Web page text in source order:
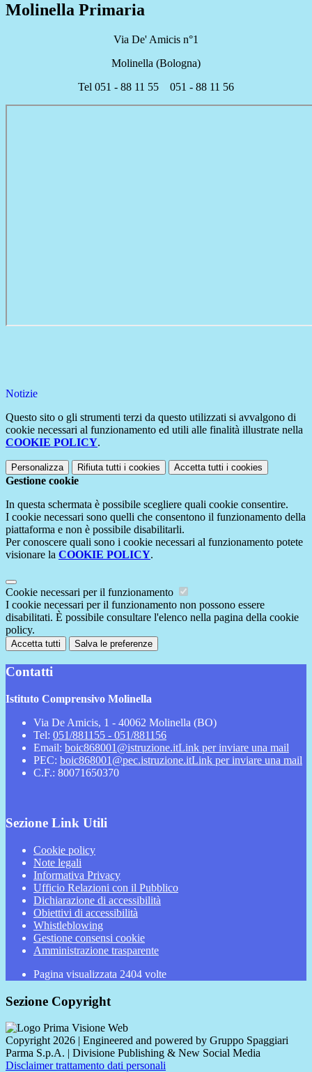
Molinella Primaria
Via De' Amicis n°1
Molinella (Bologna)
Tel 051 - 88 11 55 051 - 88 11 56
Notizie
Questo sito o gli strumenti terzi da questo utilizzati si avvalgono di
cookie necessari al funzionamento ed utili alle finalità illustrate nella
COOKIE POLICY.
Personalizza Rifiuta tutti i cookies Accetta tutti i cookies
Gestione cookie
In questa schermata è possibile scegliere quali cookie consentire.
I cookie necessari sono quelli che consentono il funzionamento della
piattaforma e non è possibile disabilitarli.
Per conoscere quali sono i cookie necessari al funzionamento potete
visionare la COOKIE POLICY.
Cookie necessari per il funzionamento
I cookie necessari per il funzionamento non possono essere
disabilitati. È possibile consultare l'elenco nella pagina della cookie
policy.
Accetta tutti Salva le preferenze
Contatti
Istituto Comprensivo Molinella
Via De Amicis, 1 - 40062 Molinella (BO)
Tel: 051/881155 - 051/881156
Email: boic868001@istruzione.itLink per inviare una mail
PEC: boic868001@pec.istruzione.itLink per inviare una mail
C.F.: 80071650370
Sezione Link Utili
Cookie policy
Note legali
Informativa Privacy
Ufficio Relazioni con il Pubblico
Dichiarazione di accessibilità
Obiettivi di accessibilità
Whistleblowing
Gestione consensi cookie
Amministrazione trasparente
Pagina visualizzata 2404 volte
Sezione Copyright
Copyright 2026 | Engineered and powered by Gruppo Spaggiari
Parma S.p.A. | Divisione Publishing & New Social Media
Disclaimer trattamento dati personali